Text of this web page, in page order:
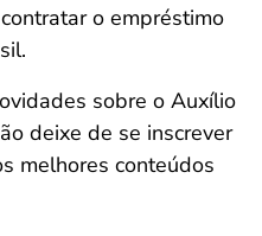
o empréstimo
sobre o Auxílio
deixe de se inscrever
melhores conteúdos